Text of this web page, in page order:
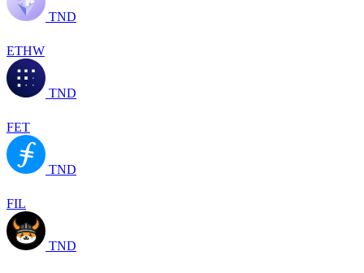
TND
ETHW
TND
FET
TND
FIL
TND